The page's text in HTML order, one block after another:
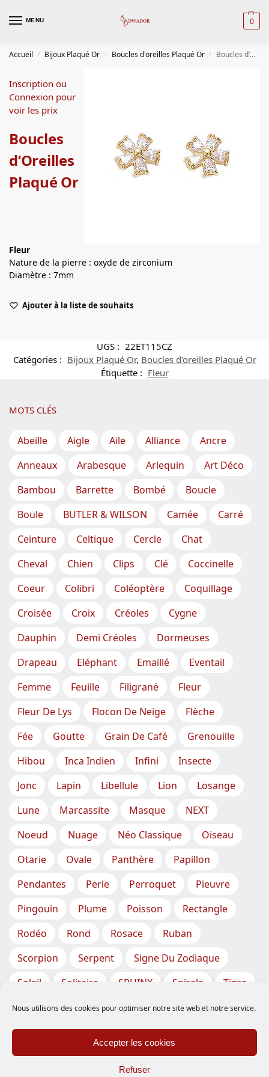
Nous utilisons des cookies pour optimiser notre site web et notre service.
Accepter les cookies
Refuser
MENU 0
Accueil / Bijoux Plaqué Or / Boucles d'oreilles Plaqué Or / Boucles d’Oreilles Plaqué Or
Inscription ou
Connexion pour
voir les prix
Boucles
d’Oreilles
Plaqué Or
Fleur
Nature de la pierre : oxyde de zirconium
Diamètre : 7mm
Ajouter à la liste de souhaits
UGS : 22ET115CZ
Catégories : Bijoux Plaqué Or, Boucles d'oreilles Plaqué Or
Étiquette : Fleur
MOTS CLÉS
Abeille Aigle Aile Alliance
Ancre
Anneaux
Arabesque Arlequin
Art Déco
Bambou
Barrette Bombé
Boucle
Boule
BUTLER & WILSON Camée
Carré
Ceinture
Celtique Cercle
Chat
Cheval
Chien Clips Clé
Coccinelle
Coeur
Colibri Coléoptère
Coquillage
Croisée
Croix Créoles
Cygne
Dauphin
Demi Créoles
Dormeuses
Drapeau
Eléphant Emaillé
Eventail
Femme
Feuille Filigrané
Fleur
Fleur De Lys
Flocon De Neige
Flèche
Fée
Goutte Grain De Café
Grenouille
Hibou
Inca Indien Infini
Insecte
Jonc
Lapin Libellule Lion
Losange
Lune
Marcassite Masque
NEXT
Noeud
Nuage Néo Classique
Oiseau
Otarie
Ovale Panthère
Papillon
Pendantes
Perle Perroquet
Pieuvre
Pingouin
Plume Poisson
Rectangle
Rodéo
Rond Rosace
Ruban
Scorpion
Serpent
Signe Du Zodiaque
Soleil
Solitaire SPHINX Spirale
Tigre
Torsade
Tortue Train
Tresse
Triangle
Trèfle Tête Vase
Étoile
Étoiles De Mer